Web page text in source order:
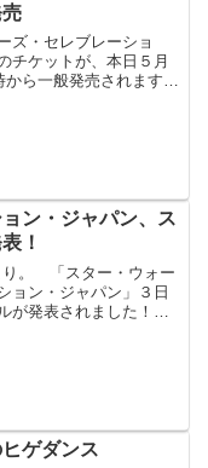
ズ・セレブレーショ
チケットが、本日５月
から一般発売されます。
ン・ジャパン、ス
！
り。 「スター・ウォー
ョン・ジャパン」３日
が発表されました！そ
ヒゲダンス